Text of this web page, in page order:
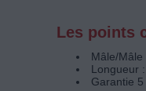
Les points
Mâle/Mâle
Longueur
Garantie 5